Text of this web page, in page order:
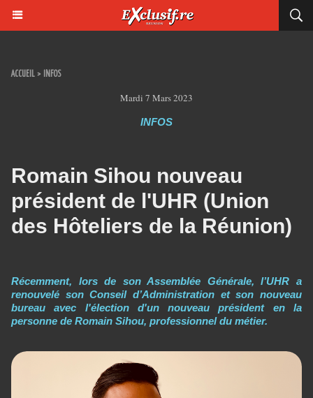
ACCUEIL > INFOS
Mardi 7 Mars 2023
INFOS
Romain Sihou nouveau
président de l'UHR (Union
des Hôteliers de la Réunion)
Récemment, lors de son Assemblée Générale, l’UHR a
renouvelé son Conseil d’Administration et son nouveau
bureau avec l'élection d'un nouveau président en la
personne de Romain Sihou, professionnel du métier.